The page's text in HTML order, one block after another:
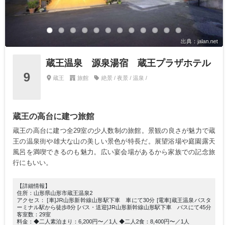
出典：jalan.net
9
蔵王温泉 源泉湯宿 蔵王プラザホテル
蔵王 旅館 絶景 / 夜景 / 温泉 /
蔵王の高台に建つ旅館
蔵王の高台に建つ全29室の少人数制の旅館。景観の良さが魅力で蔵
王の温泉街や雄大な山の美しい景色が特長だ。展望浴場や庭園露天
風呂を満喫できるのも魅力。広い宴会場があるから家族での記念旅
行にもいい。
【詳細情報】
住所：山形県山形市蔵王温泉2
アクセス： [車]JR山形新幹線山形駅下車 車にて30分 [電車]蔵王温泉バスタ
ーミナル駅から徒歩8分 [バス・送迎]JR山形新幹線山形駅下車 バスにて45分
客室数：29室
料金：◆二人素泊まり：6,200円〜／1人 ◆二人2食：8,400円〜／1人